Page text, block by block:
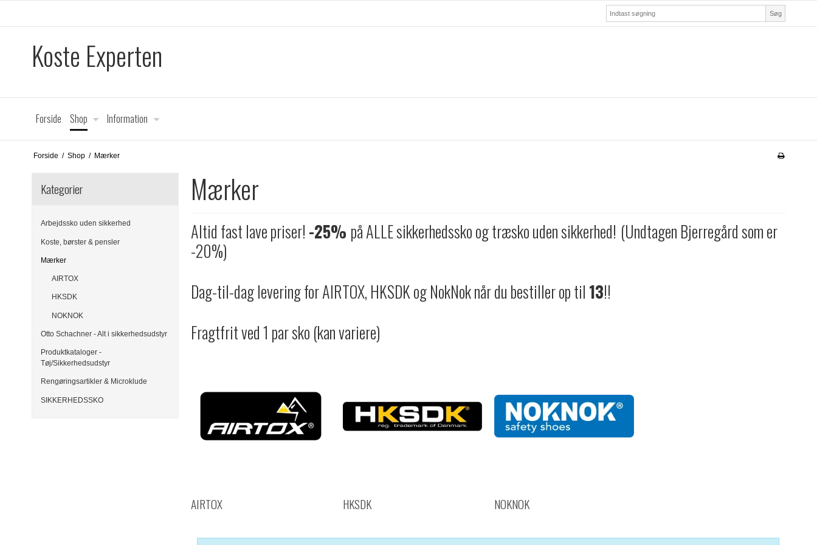
Søg
Koste Experten
Forside Shop Information
Forside / Shop / Mærker
Kategorier
Arbejdssko uden sikkerhed
Koste, børster & pensler
Mærker
AIRTOX
HKSDK
NOKNOK
Otto Schachner - Alt i sikkerhedsudstyr
Produktkataloger -
Tøj/Sikkerhedsudstyr
Rengøringsartikler & Microklude
SIKKERHEDSSKO
Mærker
Altid fast lave priser! -25% på ALLE sikkerhedssko og træsko uden sikkerhed! (Undtagen Bjerregård som er
-20%)
Dag-til-dag levering for AIRTOX, HKSDK og NokNok når du bestiller op til 13!!
Fragtfrit ved 1 par sko (kan variere)
AIRTOX HKSDK NOKNOK